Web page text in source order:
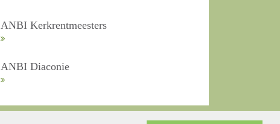
ANBI Kerkrentmeesters
ANBI Diaconie